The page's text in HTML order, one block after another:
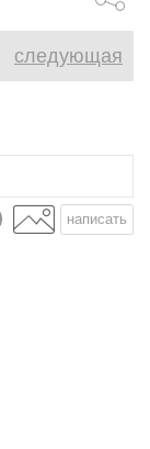
следующая
написать